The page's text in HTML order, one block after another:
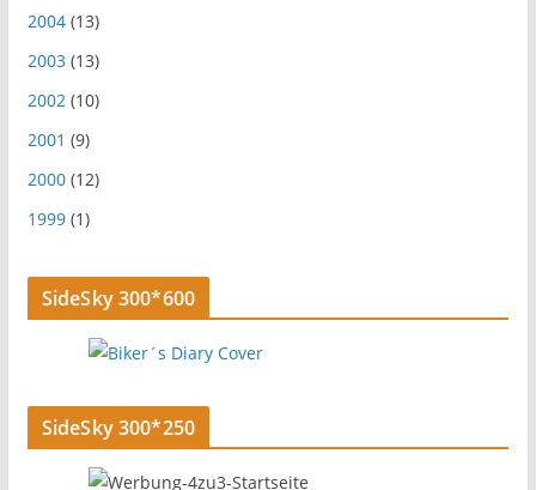
2004(13)
2003(13)
2002(10)
2001 (9)
2000(12)
1999(1)
SideSky 300*600
SideSky 300*250